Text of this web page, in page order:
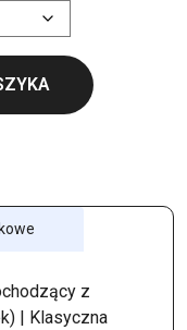
z
| Klasyczna